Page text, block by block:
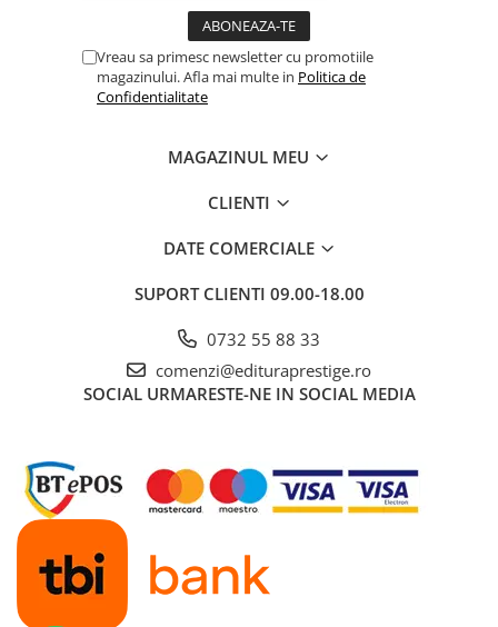
Vreau sa primesc newsletter cu promotiile
magazinului. Afla mai multe in Politica de
Confidentialitate
MAGAZINUL MEU
CLIENTI
DATE COMERCIALE
SUPORT CLIENTI 09.00-18.00
0732 55 88 33
comenzi@edituraprestige.ro
SOCIAL URMARESTE-NE IN SOCIAL MEDIA